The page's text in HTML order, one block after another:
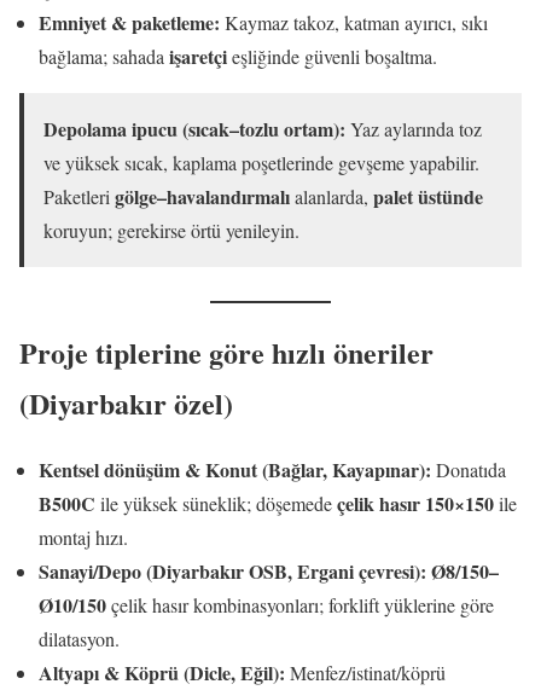
Emniyet & paketleme: Kaymaz takoz, katman ayırıcı, sıkı
bağlama; sahada işaretçieşliğinde güvenli boşaltma.
Depolama ipucu (sıcak–tozlu ortam): Yaz aylarında toz
ve yüksek sıcak, kaplama poşetlerinde gevşeme yapabilir.
Paketleri gölge–havalandırmalıalanlarda, palet üstünde
koruyun; gerekirse örtü yenileyin.
Proje tiplerine göre hızlı öneriler
(Diyarbakır özel)
Kentsel dönüşüm & Konut (Bağlar, Kayapınar): Donatıda
B500C ile yüksek süneklik; döşemedeçelik hasır 150×150ile
montaj hızı.
Sanayi/Depo (Diyarbakır OSB, Ergani çevresi): Ø8/150–
Ø10/150çelik hasır kombinasyonları; forklift yüklerine göre
dilatasyon.
Altyapı & Köprü (Dicle, Eğil): Menfez/istinat/köprü